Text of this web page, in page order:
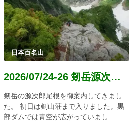
日本百名山
2026/07/24-26 剱岳源次郎尾根
剱岳の源次郎尾根を御案内してきまし
た。 初日は剣山荘まで入りました。黒
部ダムでは青空が広がっていまし …